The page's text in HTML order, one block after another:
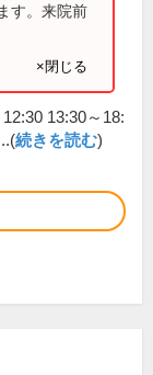
す。来院前
×閉じる
13:30～18:
続きを読む)